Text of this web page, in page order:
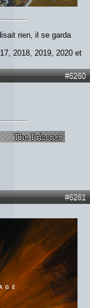
rien, il se garda
2018, 2019, 2020 et
#6260
#6261